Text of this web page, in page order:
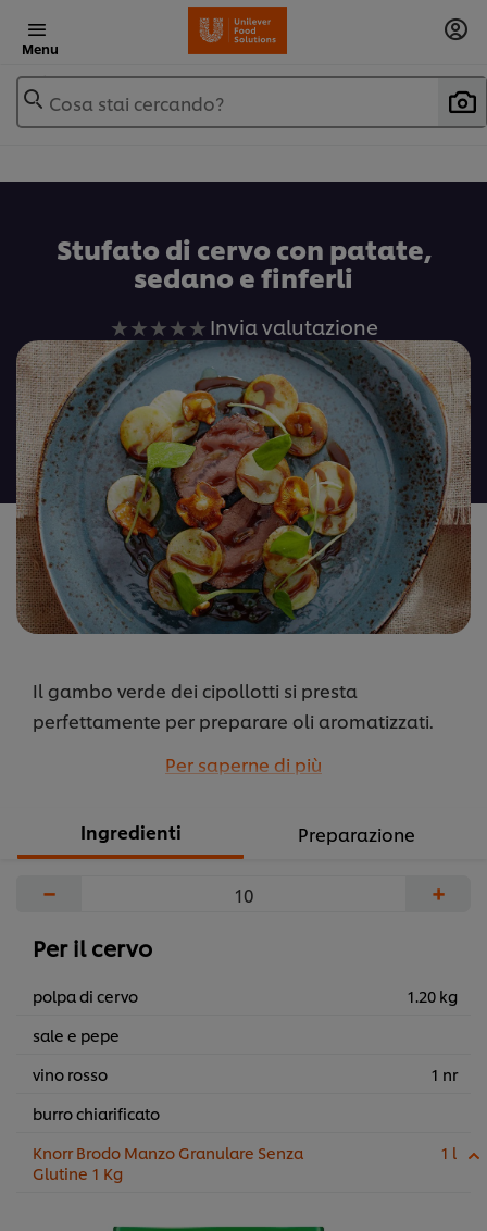
Menu
Cosa stai cercando?
Stufato di cervo con patate,
sedano e finferli
Nessuna
valutazione
inviata
per
questo
recipe
Invia valutazione
Il gambo verde dei cipollotti si presta
perfettamente per preparare oli aromatizzati.
verde ma anche un tagliente gusto di cipolla.
Per saperne di più
Ingredienti Preparazione
− +
Per il cervo
polpa di cervo
1.20 kg
sale e pepe
vino rosso
1 nr
burro chiarificato
Knorr Brodo Manzo Granulare Senza
Glutine 1 Kg
1 l